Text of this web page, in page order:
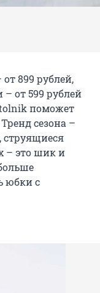
899 рублей,
от 599 рублей
поможет
сезона –
струящиеся
– это шик и
юбки с